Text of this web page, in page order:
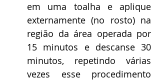
em uma toalha e aplique
externamente (no rosto) na
região da área operada por
15 minutos e descanse 30
minutos, repetindo várias
vezes esse procedimento